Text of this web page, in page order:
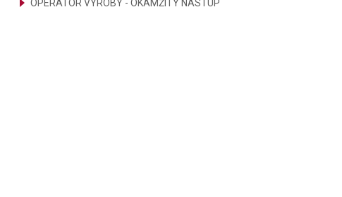
OPERÁTOR VÝROBY - OKAMŽITÝ NÁSTUP